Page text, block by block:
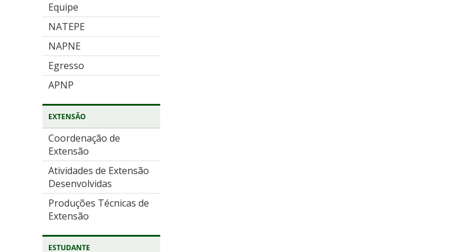
Equipe
NATEPE
NAPNE
Egresso
APNP
EXTENSÃO
Coordenação de
Extensão
Atividades de Extensão
Desenvolvidas
Produções Técnicas de
Extensão
ESTUDANTE